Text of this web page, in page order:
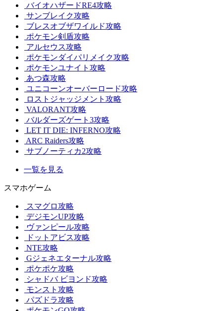
バイオハザードRE4攻略
サンブレイク攻略
ブレスオブザワイルド攻略
ポケモン剣盾攻略
アルセウス攻略
ポケモンダイパリメイク攻略
ポケモンユナイト攻略
あつ森攻略
ユニコーンオーバーロード攻略
ロストジャッジメント攻略
VALORANT攻略
バルダーズゲート3攻略
LET IT DIE: INFERNO攻略
ARC Raiders攻略
サブノーティカ2攻略
一覧を見る
スマホゲーム
スマグロ攻略
デジモンUP攻略
ヴァンピール攻略
ドットアビス攻略
NTE攻略
Gジェネエターナル攻略
ポケポケ攻略
シャドバ ビヨンド攻略
モンスト攻略
パズドラ攻略